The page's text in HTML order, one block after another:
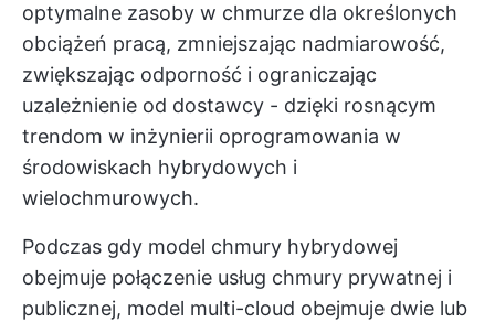
optymalne zasoby w chmurze dla określonych
obciążeń pracą, zmniejszając nadmiarowość,
zwiększając odporność i ograniczając
uzależnienie od dostawcy - dzięki rosnącym
trendom w inżynierii oprogramowania w
środowiskach hybrydowych i
wielochmurowych.
Podczas gdy model chmury hybrydowej
obejmuje połączenie usług chmury prywatnej i
publicznej, model multi-cloud obejmuje dwie lub